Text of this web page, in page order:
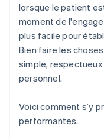
lorsque le patient
moment de
plus facile pour
Bien faire les
simple,
personnel.
Voici comment s’y
performantes.